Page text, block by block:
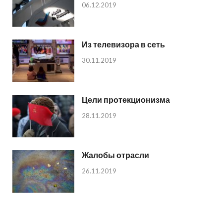
06.12.2019
Из телевизора в сеть
30.11.2019
Цели протекционизма
28.11.2019
Жалобы отрасли
26.11.2019